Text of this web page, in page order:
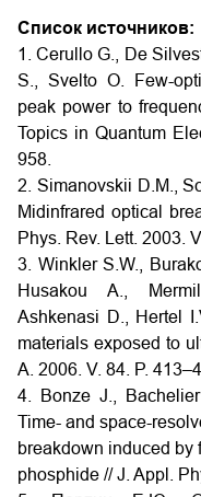
Список источников:
1. Cerullo G., De
S., Svelto O. Few-
peak power to
Topics in Quantum
958.
2. Simanovskii D.M.,
Midinfrared optical
Phys. Rev. Lett. 2003.
3. Winkler S.W.,
Husakou A.,
Ashkenasi D., Hertel
materials exposed to
A. 2006. V. 84. P.
4. Bonze J.,
Time- and space-
breakdown induced
phosphide // J. Appl.